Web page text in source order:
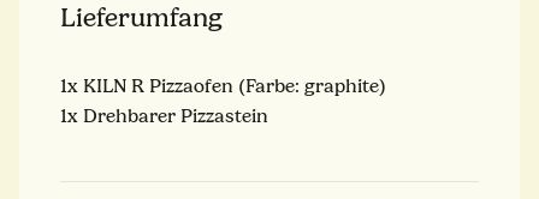
Lieferumfang
1x KILN R Pizzaofen (Farbe: graphite)
1x Drehbarer Pizzastein